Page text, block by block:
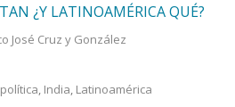
¿Y LATINOAMÉRICA QUÉ?
José Cruz y González
, India, Latinoamérica